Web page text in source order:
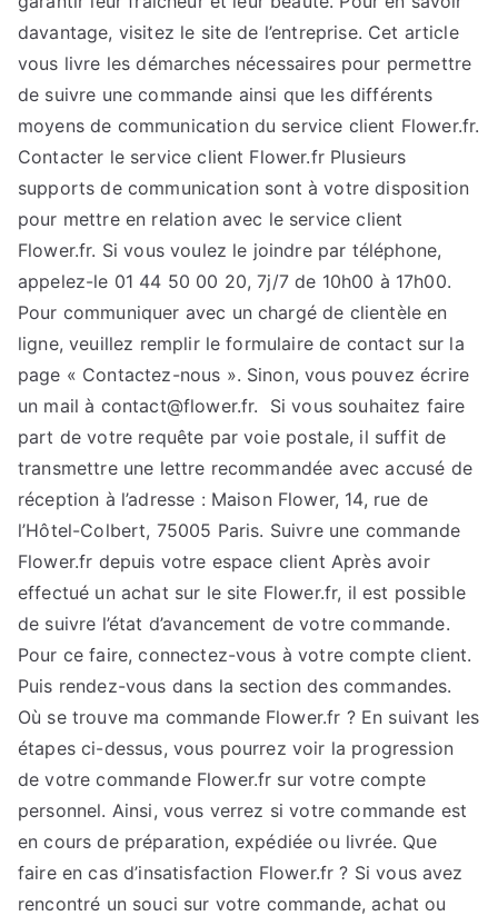
davantage, visitez le site de l’entreprise. Cet article
vous livre les démarches nécessaires pour permettre
de suivre une commande ainsi que les différents
moyens de communication du service client Flower.fr.
Contacter le service client Flower.fr Plusieurs
supports de communication sont à votre disposition
pour mettre en relation avec le service client
Flower.fr. Si vous voulez le joindre par téléphone,
appelez-le 01 44 50 00 20, 7j/7 de 10h00 à 17h00.
Pour communiquer avec un chargé de clientèle en
ligne, veuillez remplir le formulaire de contact sur la
page « Contactez-nous ». Sinon, vous pouvez écrire
un mail à contact@flower.fr. Si vous souhaitez faire
part de votre requête par voie postale, il suffit de
transmettre une lettre recommandée avec accusé de
réception à l’adresse : Maison Flower, 14, rue de
l’Hôtel-Colbert, 75005 Paris. Suivre une commande
Flower.fr depuis votre espace client Après avoir
effectué un achat sur le site Flower.fr, il est possible
de suivre l’état d’avancement de votre commande.
Pour ce faire, connectez-vous à votre compte client.
Puis rendez-vous dans la section des commandes.
Où se trouve ma commande Flower.fr ? En suivant les
étapes ci-dessus, vous pourrez voir la progression
de votre commande Flower.fr sur votre compte
personnel. Ainsi, vous verrez si votre commande est
en cours de préparation, expédiée ou livrée. Que
faire en cas d’insatisfaction Flower.fr ? Si vous avez
rencontré un souci sur votre commande, achat ou